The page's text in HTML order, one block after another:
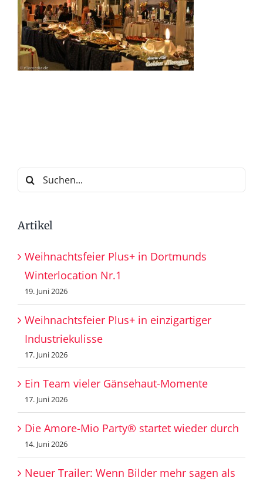
Suche
nach:
Artikel
Weihnachtsfeier Plus+ in Dortmunds
Winterlocation Nr.1
19. Juni 2026
Weihnachtsfeier Plus+ in einzigartiger
Industriekulisse
17. Juni 2026
Ein Team vieler Gänsehaut-Momente
17. Juni 2026
Die Amore-Mio Party® startet wieder durch
14. Juni 2026
Neuer Trailer: Wenn Bilder mehr sagen als